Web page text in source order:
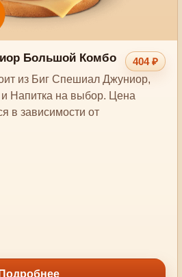
Большой Комбо
404 ₽
из Биг Спешиал Джуниор,
Напитка на выбор. Цена
в зависимости от
Подробнее